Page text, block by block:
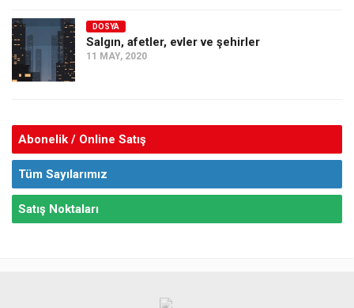
DOSYA
Salgın, afetler, evler ve şehirler
11 MAY, 2020
Abonelik / Online Satış
Tüm Sayılarımız
Satış Noktaları